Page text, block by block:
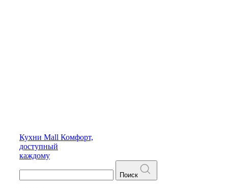
Кухни Mall Комфорт,
доступный
каждому
Поиск